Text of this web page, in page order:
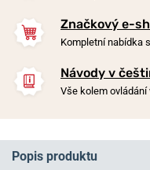
Značkový e-
Kompletní nabídka
Návody v
Vše kolem
Popis produktu